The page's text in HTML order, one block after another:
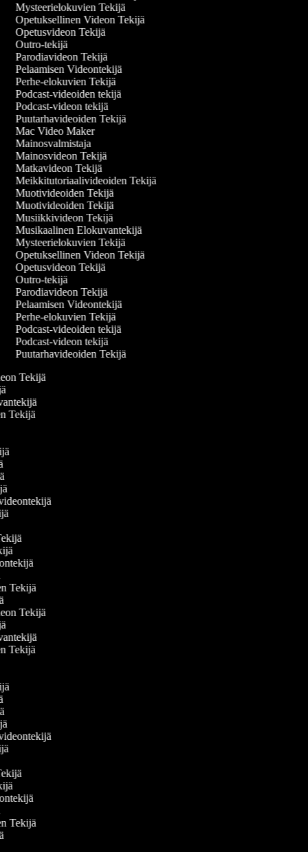
Mysteerielokuvien Tekijä
Opetuksellinen Videon Tekijä
Opetusvideon Tekijä
Outro-tekijä
Parodiavideon Tekijä
Pelaamisen Videontekijä
Perhe-elokuvien Tekijä
Podcast-videoiden tekijä
Podcast-videon tekijä
Puutarhavideoiden Tekijä
Mac Video Maker
Mainosvalmistaja
Mainosvideon Tekijä
Matkavideon Tekijä
Meikkitutoriaalivideoiden Tekijä
Muotivideoiden Tekijä
Muotivideoiden Tekijä
Musiikkivideon Tekijä
Musikaalinen Elokuvantekijä
Mysteerielokuvien Tekijä
Opetuksellinen Videon Tekijä
Opetusvideon Tekijä
Outro-tekijä
Parodiavideon Tekijä
Pelaamisen Videontekijä
Perhe-elokuvien Tekijä
Podcast-videoiden tekijä
Podcast-videon tekijä
Puutarhavideoiden Tekijä
Tekijä
Tekijä
Tekijä
Tekijä
Tekijä
Tekijä